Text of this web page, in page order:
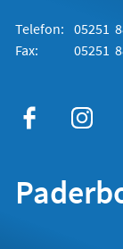
Telefon: 05251
Fax:
05251